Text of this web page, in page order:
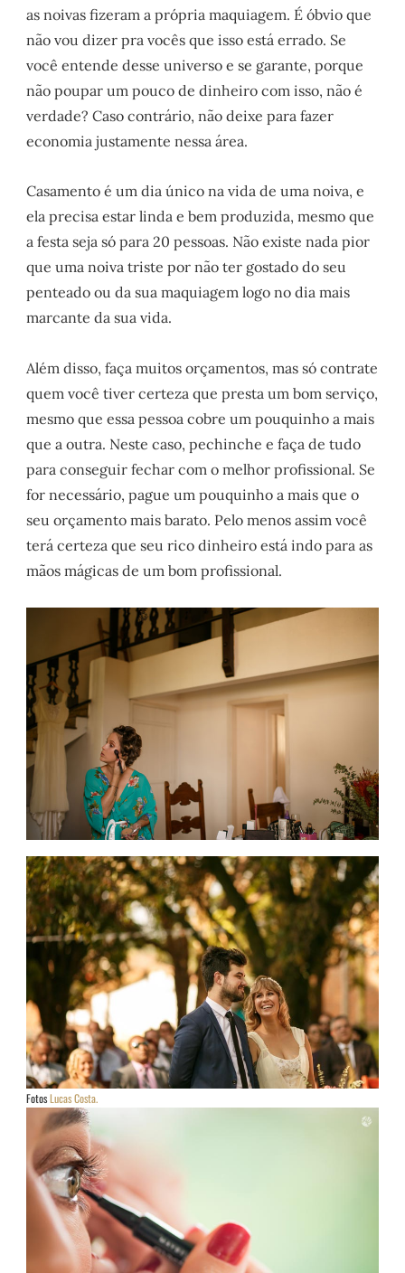
as noivas fizeram a própria maquiagem. É óbvio que
não vou dizer pra vocês que isso está errado. Se
você entende desse universo e se garante, porque
não poupar um pouco de dinheiro com isso, não é
verdade? Caso contrário, não deixe para fazer
economia justamente nessa área.
Casamento é um dia único na vida de uma noiva, e
ela precisa estar linda e bem produzida, mesmo que
a festa seja só para 20 pessoas. Não existe nada pior
que uma noiva triste por não ter gostado do seu
penteado ou da sua maquiagem logo no dia mais
marcante da sua vida.
Além disso, faça muitos orçamentos, mas só contrate
quem você tiver certeza que presta um bom serviço,
mesmo que essa pessoa cobre um pouquinho a mais
que a outra. Neste caso, pechinche e faça de tudo
para conseguir fechar com o melhor profissional. Se
for necessário, pague um pouquinho a mais que o
seu orçamento mais barato. Pelo menos assim você
terá certeza que seu rico dinheiro está indo para as
mãos mágicas de um bom profissional.
FotosLucas Costa.